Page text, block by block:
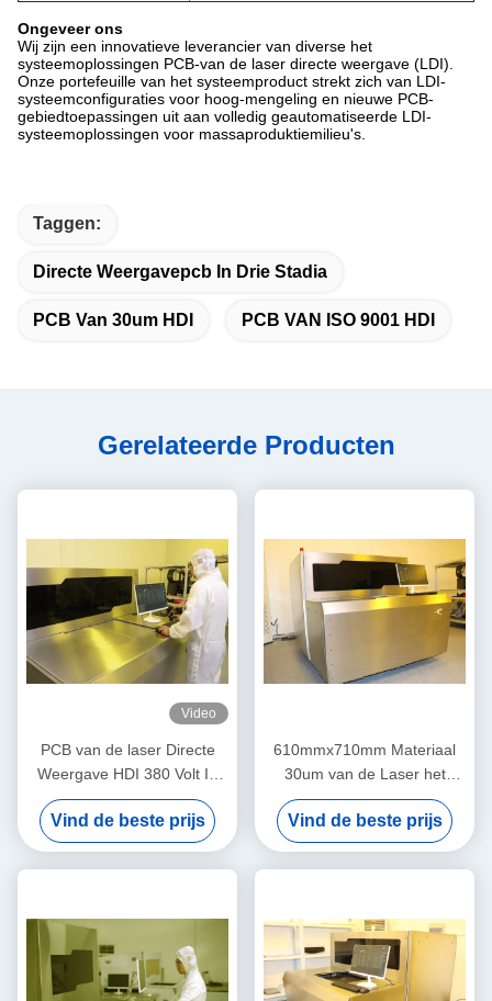
Ongeveer ons
Wij zijn een innovatieve leverancier van diverse het
systeemoplossingen PCB-van de laser directe weergave (LDI).
Onze portefeuille van het systeemproduct strekt zich van LDI-
systeemconfiguraties voor hoog-mengeling en nieuwe PCB-
gebiedtoepassingen uit aan volledig geautomatiseerde LDI-
systeemoplossingen voor massaproduktiemilieu's.
Taggen:
Directe Weergavepcb In Drie Stadia
PCB Van 30um HDI PCB VAN ISO 9001 HDI
Gerelateerde Producten
Video
PCB van de laser Directe
Weergave HDI 380 Volt In
drie stadia
Vind de beste prijs
610mmx710mm Materiaal
30um van de Laser het
Directe Weergave
Vind de beste prijs